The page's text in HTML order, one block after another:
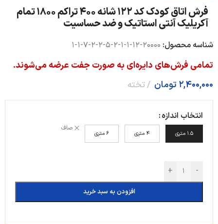
فرش اتاق کودک کد 122 شانه 400 تراکم 1800 تمام
آکریلیک آنتی استاتیک و ضد حساسیت
شناسه محصول: 20000-12-1-1-2-5-2-2-7-1-1
تمامی فرش‌های دایره‌ای به صورت جفت عرضه می‌شوند.
2,400,000 تومان تخته
انتخاب اندازه
1.5 متری 4 متری 6 متری
صاف
-
+
افزودن به سبد خرید